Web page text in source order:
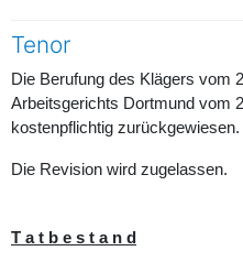
Tenor
Die Berufung des Klägers vom
Arbeitsgerichts Dortmund vom
kostenpflichtig zurückgewiesen.
Die Revision wird zugelassen.
T a t b e s t a n d